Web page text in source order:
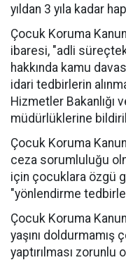
yıldan 3 yıla kadar
Çocuk Koruma
ibaresi, "adli
hakkında kamu
idari tedbirlerin
Hizmetler Bakanlığı
müdürlüklerine
Çocuk Koruma
ceza sorumluluğu
için çocuklara özgü
"yönlendirme
Çocuk Koruma
yaşını doldurmamış
yaptırılması zorunlu